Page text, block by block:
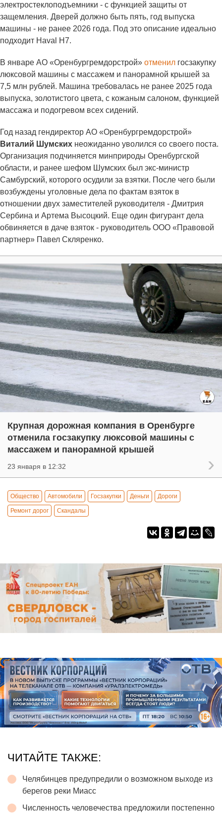
электростеклоподъемники - с функцией защиты от
защемления. Дверей должно быть пять, год выпуска
машины - не ранее 2026 года. Под это описание идеально
подходит Haval H7.
В январе АО «Оренбургремдорстрой» отменил госзакупку
люксовой машины с массажем и панорамной крышей за
7,5 млн рублей. Машина требовалась не ранее 2025 года
выпуска, золотистого цвета, с кожаным салоном, функцией
массажа и подогревом всех сидений.
Год назад гендиректор АО «Оренбургремдорстрой»
Виталий Шумских неожиданно уволился со своего поста.
Организация подчиняется минприроды Оренбургской
области, и ранее шефом Шумских был экс-министр
Самбурский, которого осудили за взятки. После чего были
возбуждены уголовные дела по фактам взяток в
отношении двух заместителей руководителя - Дмитрия
Сербина и Артема Высоцкий. Еще один фигурант дела
обвиняется в даче взяток - руководитель ООО «Правовой
партнер» Павел Скляренко.
Крупная дорожная компания в Оренбурге
отменила госзакупку люксовой машины с
массажем и панорамной крышей
23 января в 12:32
Общество Автомобили Госзакупки Деньги Дороги
Ремонт дорог Скандалы
ЧИТАЙТЕ ТАКЖЕ:
Челябинцев предупредили о возможном выходе из
берегов реки Миасс
Численность человечества предложили постепенно